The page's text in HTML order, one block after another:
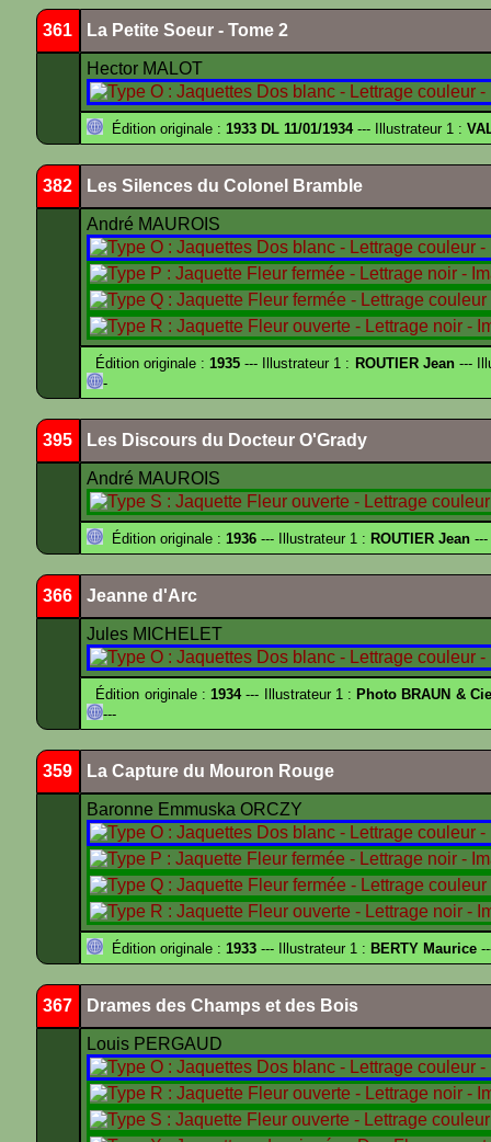
361 La Petite Soeur - Tome 2
Hector MALOT
Édition originale : 1933 DL 11/01/1934--- Illustrateur 1 :
382 Les Silences du Colonel Bramble
André MAUROIS
Édition originale :1935 --- Illustrateur 1 : ROUTIER Jean---
-
395 Les Discours du Docteur O'Grady
André MAUROIS
Édition originale : 1936 --- Illustrateur 1 : ROUTIER Jean ---
366 Jeanne d'Arc
Jules MICHELET
Édition originale :1934--- Illustrateur 1 : Photo BRAUN &
---
359 La Capture du Mouron Rouge
Baronne Emmuska ORCZY
Édition originale : 1933 --- Illustrateur 1 : BERTY Maurice
367 Drames des Champs et des Bois
Louis PERGAUD